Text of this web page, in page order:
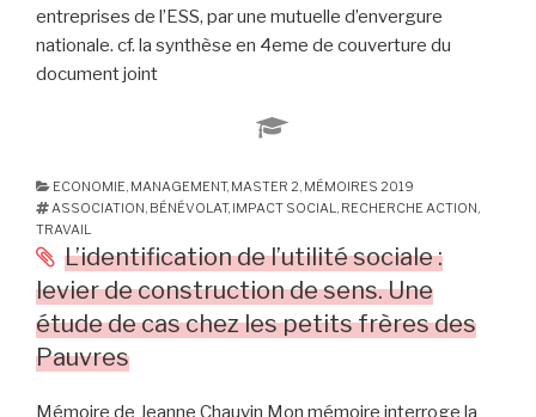
entreprises de l’ESS, par une mutuelle d’envergure
nationale. cf. la synthèse en 4eme de couverture du
document joint
ECONOMIE, MANAGEMENT, MASTER 2, MÉMOIRES 2019
ASSOCIATION, BÉNÉVOLAT, IMPACT SOCIAL, RECHERCHE ACTION,
TRAVAIL
L’identification de l’utilité sociale :
levier de construction de sens. Une
étude de cas chez les petits frères des
Pauvres
Mémoire de Jeanne Chauvin Mon mémoire interroge la